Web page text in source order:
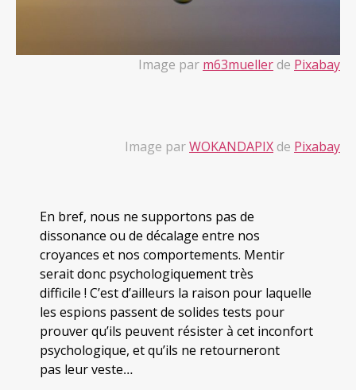
Image par m63mueller de Pixabay
Image parWOKANDAPIX de Pixabay
En bref, nous ne supportons pas de
dissonance ou de décalage entre nos
croyances et nos comportements. Mentir
serait donc psychologiquement très
difficile ! C’est d’ailleurs la raison pour laquelle
les espions passent de solides tests pour
prouver qu’ils peuvent résister à cet inconfort
psychologique, et qu’ils ne retourneront
pas leur veste…